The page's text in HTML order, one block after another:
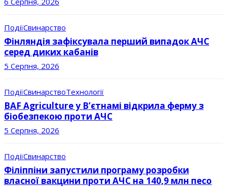
ПодіїСвинарство
Фінляндія зафіксувала перший випадок АЧС
серед диких кабанів
5 Серпня, 2026
ПодіїСвинарствоТехнології
BAF Agriculture у В’єтнамі відкрила ферму з
біобезпекою проти АЧС
5 Серпня, 2026
ПодіїСвинарство
Філіппіни запустили програму розробки
власної вакцини проти АЧС на 140,9 млн песо